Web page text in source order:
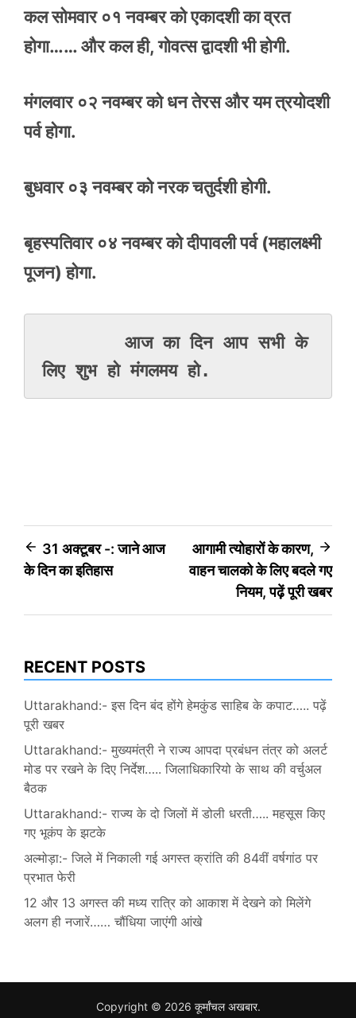
कल सोमवार ०१ नवम्बर को एकादशी का व्रत
होगा…… और कल ही, गोवत्स द्वादशी भी होगी.
मंगलवार ०२ नवम्बर को धन तेरस और यम त्रयोदशी
पर्व होगा.
बुधवार ०३ नवम्बर को नरक चतुर्दशी होगी.
बृहस्पतिवार ०४ नवम्बर को दीपावली पर्व (महालक्ष्मी
पूजन) होगा.
लिए शुभ हो मंगलमय हो.
Post
navigation
31 अक्टूबर -: जाने आज
के दिन का इतिहास
आगामी त्योहारों के कारण,
वाहन चालको के लिए बदले गए
नियम, पढ़ें पूरी खबर
RECENT POSTS
Uttarakhand:- इस दिन बंद होंगे हेमकुंड साहिब के कपाट….. पढ़ें
पूरी खबर
Uttarakhand:- मुख्यमंत्री ने राज्य आपदा प्रबंधन तंत्र को अलर्ट
मोड पर रखने के दिए निर्देश….. जिलाधिकारियो के साथ की वर्चुअल
बैठक
Uttarakhand:- राज्य के दो जिलों में डोली धरती….. महसूस किए
गए भूकंप के झटके
अल्मोड़ा:- जिले में निकाली गई अगस्त क्रांति की 84वीं वर्षगांठ पर
प्रभात फेरी
12 और 13 अगस्त की मध्य रात्रि को आकाश में देखने को मिलेंगे
अलग ही नजारें…… चौंधिया जाएंगी आंखे
Copyright © 2026 कूर्मांचल अखबार.